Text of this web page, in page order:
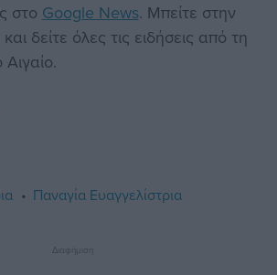
στο Google News. Μπείτε στην
δείτε όλες τις ειδήσεις από τη
Παναγία Ευαγγελίστρια
Διαφήμιση